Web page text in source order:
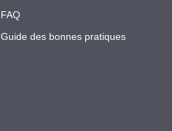
FAQ
Guide des bonnes pratiques